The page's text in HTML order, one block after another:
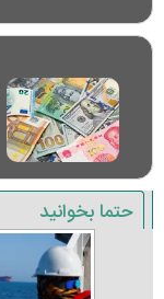
حتما بخوانید